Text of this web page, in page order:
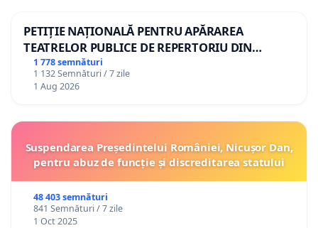
PETIȚIE NAȚIONALĂ PENTRU APĂRAREA
TEATRELOR PUBLICE DE REPERTORIU DIN
ROMÂNIA
1 778 semnături
1 132 Semnături / 7 zile
1 Aug 2026
Suspendarea Președintelui României, Nicușor Dan,
pentru abuz de funcție și discreditarea statului
48 403 semnături
841 Semnături / 7 zile
1 Oct 2025